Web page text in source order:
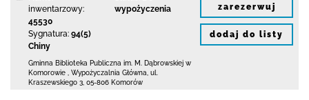
inwentarzowy:
45530
Sygnatura: 94(5)
Chiny
wypożyczenia
Gminna Biblioteka Publiczna im. M. Dąbrowskiej w
Komorowie
Wypożyczalnia Główna, ul.
Kraszewskiego 3 05-806 Komorów
zarezerwuj
dodaj do listy